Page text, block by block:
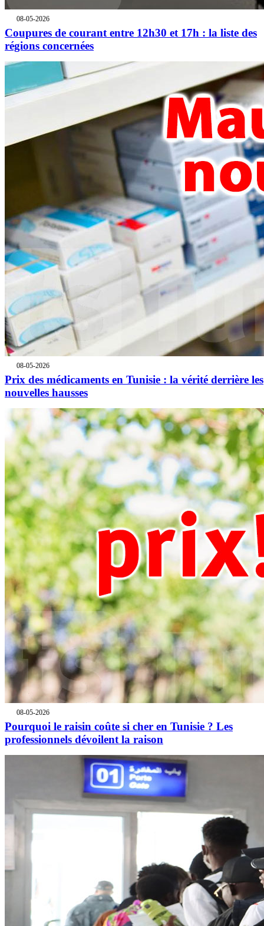
08-05-2026
Coupures de courant entre 12h30 et 17h : la liste des
régions concernées
08-05-2026
Prix des médicaments en Tunisie : la vérité derrière les
nouvelles hausses
08-05-2026
Pourquoi le raisin coûte si cher en Tunisie ? Les
professionnels dévoilent la raison